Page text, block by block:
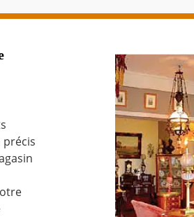
précis